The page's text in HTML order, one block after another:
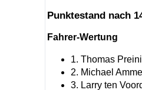
Punktestand nach
Fahrer-Wertung
1. Thomas
2. Michael
3. Larry ten